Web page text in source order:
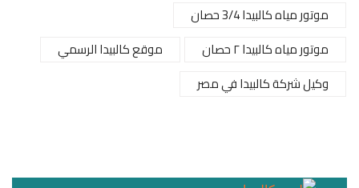
موتور مياه كالبيدا 3/4 حصان
موتور مياه كالبيدا ٢ حصان
موقع كالبيدا الرسمي
وكيل شركة كالبيدا في مصر